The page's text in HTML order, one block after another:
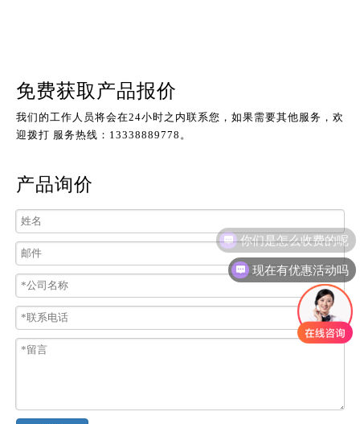
免费获取产品报价
我们的工作人员将会在24小时之内联系您，如果需要其他服务，欢
迎拨打 服务热线：13338889778。
产品询价
你们是怎么收费的呢
现在有优惠活动吗